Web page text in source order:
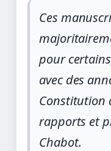
Ces
pour
avec des
Constitution
rapports et
Chabot.